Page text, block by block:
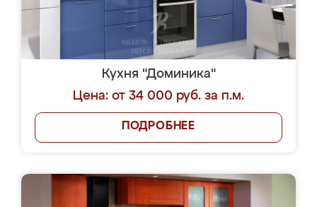
Кухня "Доминика"
Цена: от 34 000 руб. за п.м.
ПОДРОБНЕЕ